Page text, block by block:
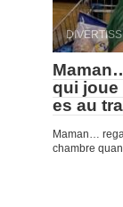
qui joue
es au
Maman…
chambre